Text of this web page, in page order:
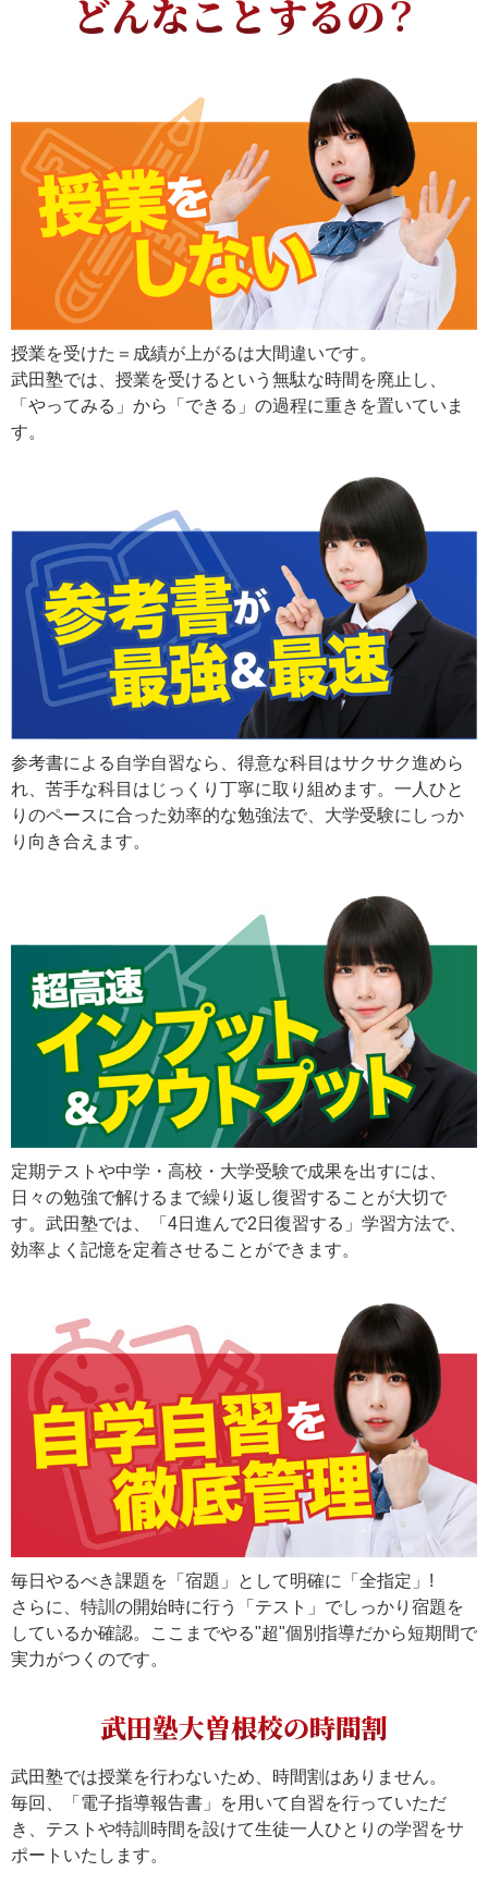
どんなことするの？
授業を受けた＝成績が上がるは大間違いです。
武田塾では、授業を受けるという無駄な時間を廃止し、
「やってみる」から「できる」の過程に重きを置いていま
す。
参考書による自学自習なら、得意な科目はサクサク進めら
れ、苦手な科目はじっくり丁寧に取り組めます。一人ひと
りのペースに合った効率的な勉強法で、大学受験にしっか
り向き合えます。
定期テストや中学・高校・大学受験で成果を出すには、
日々の勉強で解けるまで繰り返し復習することが大切で
す。武田塾では、「4日進んで2日復習する」学習方法で、
効率よく記憶を定着させることができます。
毎日やるべき課題を「宿題」として明確に「全指定」!
さらに、特訓の開始時に行う「テスト」でしっかり宿題を
しているか確認。ここまでやる"超"個別指導だから短期間で
実力がつくのです。
武田塾大曽根校の時間割
武田塾では授業を行わないため、時間割はありません。
毎回、「電子指導報告書」を用いて自習を行っていただ
き、テストや特訓時間を設けて生徒一人ひとりの学習をサ
ポートいたします。